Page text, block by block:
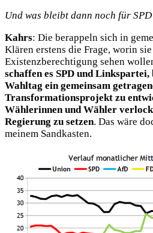
Und was bleibt dann noch für
Kahrs: Die berappeln sich in
Klären erstens die Frage, worin
Existenzberechtigung sehen
schaffen es SPD und Linkspartei,
Wahltag ein gemeinsam
Transformationsprojekt zu
Wählerinnen und Wähler
Regierung zu setzen. Das wäre
meinem Sandkasten.